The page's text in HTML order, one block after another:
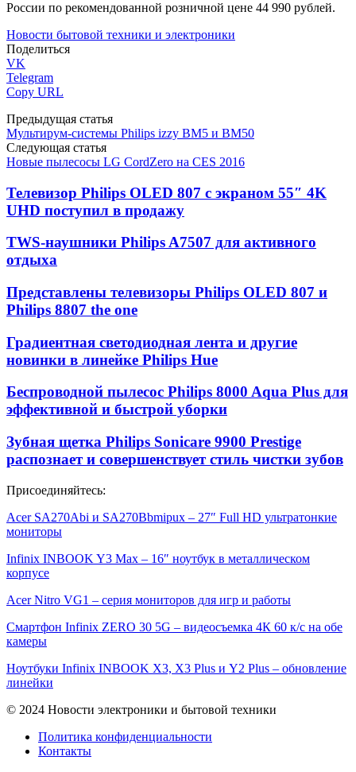
России по рекомендованной розничной цене 44 990 рублей.
Новости бытовой техники и электроники
Поделиться
VK
Telegram
Copy URL
Предыдущая статья
Мультирум-системы Philips izzy BM5 и BM50
Следующая статья
Новые пылесосы LG CordZero на CES 2016
Телевизор Philips OLED 807 с экраном 55″ 4K
UHD поступил в продажу
TWS-наушники Philips A7507 для активного
отдыха
Представлены телевизоры Philips OLED 807 и
Philips 8807 the one
Градиентная светодиодная лента и другие
новинки в линейке Philips Hue
Беспроводной пылесос Philips 8000 Aqua Plus для
эффективной и быстрой уборки
Зубная щетка Philips Sonicare 9900 Prestige
распознает и совершенствует стиль чистки зубов
Присоединяйтесь:
Acer SA270Abi и SA270Bbmipux – 27″ Full HD ультратонкие
мониторы
Infinix INBOOK Y3 Max – 16″ ноутбук в металлическом
корпусе
Acer Nitro VG1 – серия мониторов для игр и работы
Смартфон Infinix ZERO 30 5G – видеосъемка 4К 60 к/с на обе
камеры
Ноутбуки Infinix INBOOK X3, X3 Plus и Y2 Plus – обновление
линейки
© 2024 Новости электроники и бытовой техники
Политика конфиденциальности
Контакты